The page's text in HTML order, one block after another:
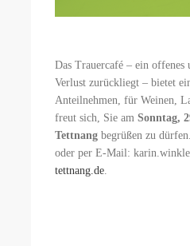
Das Trauercafé – ein offenes
Verlust zurückliegt – bietet
Anteilnehmen, für Weinen,
freut sich, Sie am Sonntag,
Tettnang begrüßen zu
oder per E-Mail:
tettnang.de